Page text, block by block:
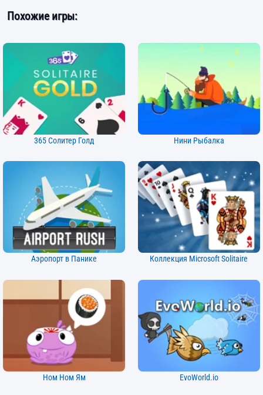
Похожие игры:
365 Солитер Голд Нини Рыбалка
Аэропорт в Панике Коллекция Microsoft Solitaire
Ном Ном Ям EvoWorld.io